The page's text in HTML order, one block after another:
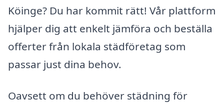
Köinge? Du har kommit rätt! Vår plattform
hjälper dig att enkelt jämföra och beställa
offerter från lokala städföretag som
passar just dina behov.
Oavsett om du behöver städning för